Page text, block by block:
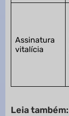
Assinatura
vitalícia
Leia também: